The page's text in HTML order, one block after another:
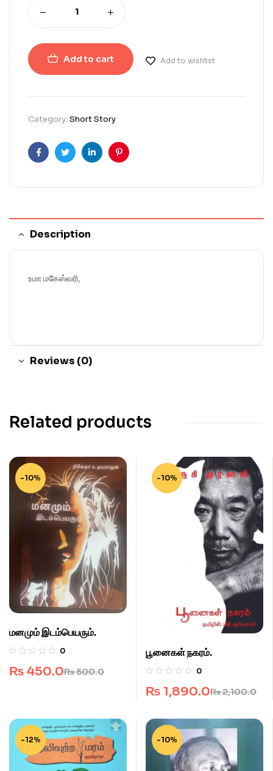
Add to cart Add to wishlist
Category: Short Story
FacebookTwitterLinkedinPinterest
Description
உமா மகேஸ்வரி,
Reviews (0)
Related products
-10%
மனமும் இடம்பெயரும்.
0
₨500.0
₨ 450.0
-10%
பூனைகள் நகரம்.
0
₨2,100.0
₨ 1,890.0
-12% -10%